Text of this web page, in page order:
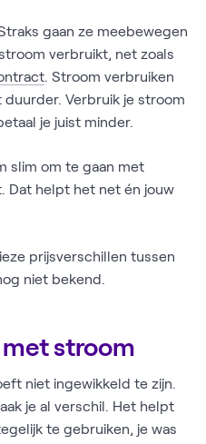
gaan ze meebewegen
verbruikt, net zoals
. Stroom verbruiken
Verbruik je stroom
je juist minder.
slim om te gaan met
Dat helpt het net én jouw
prijsverschillen tussen
niet bekend.
met stroom
niet ingewikkeld te zijn.
je al verschil. Het helpt
te gebruiken, je was